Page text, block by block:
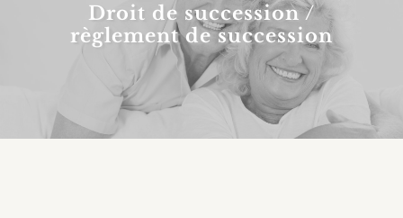
Droit de succession /
règlement de succession